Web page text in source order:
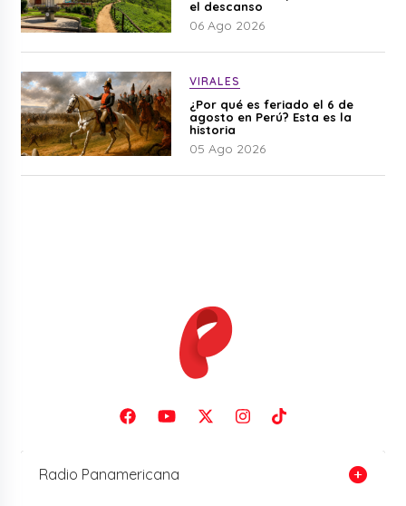
el descanso
06 Ago 2026
VIRALES
¿Por qué es feriado el 6 de
agosto en Perú? Esta es la
historia
05 Ago 2026
Radio Panamericana